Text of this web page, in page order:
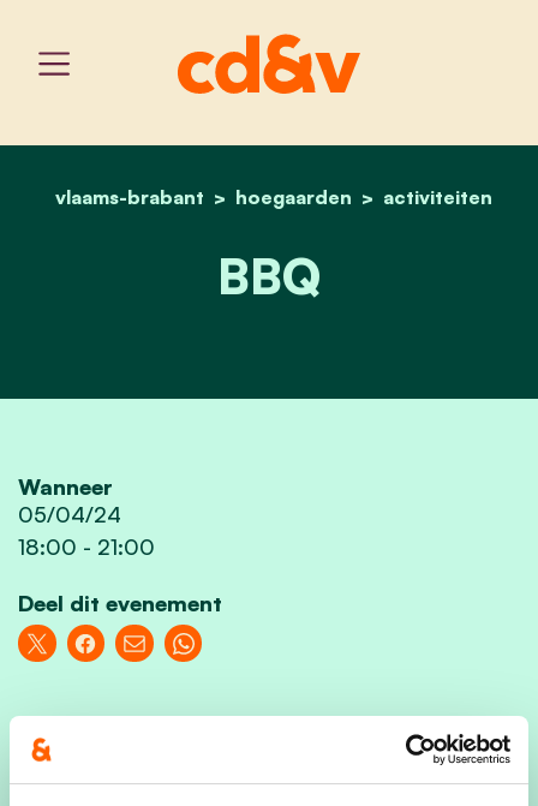
home
vlaams-brabant hoegaarden activiteiten
bbq
BBQ
Wanneer
05/04/24
18:00 - 21:00
Deel dit evenement